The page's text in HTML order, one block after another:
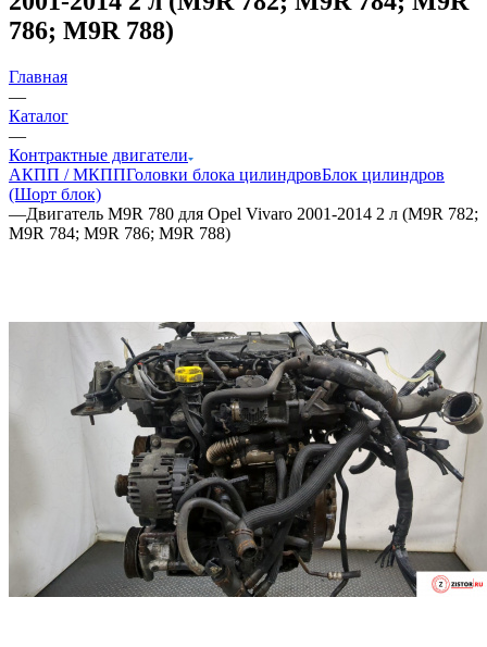
786; M9R 788)
Главная
—
Каталог
—
Контрактные двигатели
АКПП / МКППГоловки блока цилиндровБлок цилиндров
(Шорт блок)
—Двигатель M9R 780 для Opel Vivaro 2001-2014 2 л (M9R 782;
M9R 784; M9R 786; M9R 788)